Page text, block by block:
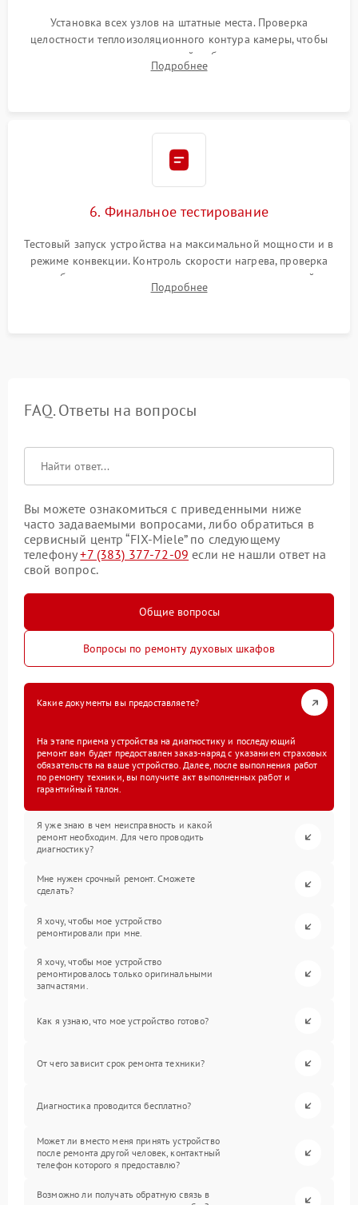
Установка всех узлов на штатные места. Проверка
целостности теплоизоляционного контура камеры, чтобы
исключить перегрев кухонной мебели и потерю тепла.
Надежная фиксация клемм и сборка корпуса шкафа.
Подробнее
6. Финальное тестирование
Тестовый запуск устройства на максимальной мощности и в
режиме конвекции. Контроль скорости нагрева, проверка
срабатывания термостата при достижении заданной
температуры и тест на отсутствие утечек тока.
Подробнее
FAQ. Ответы на вопросы
Вы можете ознакомиться с приведенными ниже
часто задаваемыми вопросами, либо обратиться в
сервисный центр “FIX-Miele” по следующему
телефону+7 (383) 377-72-09 если не нашли ответ на
свой вопрос.
Общие вопросы
Вопросы по ремонту духовых шкафов
Какие документы вы предоставляете?
На этапе приема устройства на диагностику и последующий
ремонт вам будет предоставлен заказ-наряд с указанием страховых
обязательств на ваше устройство. Далее, после выполнения работ
по ремонту техники, вы получите акт выполненных работ и
гарантийный талон.
Я уже знаю в чем неисправность и какой
ремонт необходим. Для чего проводить
диагностику?
Мне нужен срочный ремонт. Сможете
сделать?
Я хочу, чтобы мое устройство
ремонтировали при мне.
Я хочу, чтобы мое устройство
ремонтировалось только оригинальными
запчастями.
Как я узнаю, что мое устройство готово?
От чего зависит срок ремонта техники?
Диагностика проводится бесплатно?
Может ли вместо меня принять устройство
после ремонта другой человек, контактный
телефон которого я предоставлю?
Возможно ли получать обратную связь в